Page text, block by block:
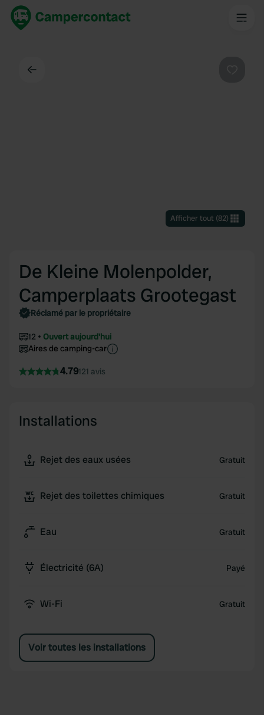
Afficher tout(82)
De Kleine Molenpolder,
Camperplaats Grootegast
Réclamé par le propriétaire
12
Ouvert aujourd'hui
Aires de camping-car
4.79121 avis
Installations
Rejet des eaux usées Gratuit
Rejet des toilettes chimiques Gratuit
Eau Gratuit
Électricité (6A) Payé
Wi-Fi Gratuit
Voir toutes les installations